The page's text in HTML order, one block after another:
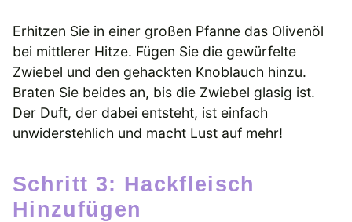
Erhitzen Sie in einer großen Pfanne das Olivenöl
bei mittlerer Hitze. Fügen Sie die gewürfelte
Zwiebel und den gehackten Knoblauch hinzu.
Braten Sie beides an, bis die Zwiebel glasig ist.
Der Duft, der dabei entsteht, ist einfach
unwiderstehlich und macht Lust auf mehr!
Schritt 3: Hackfleisch
Hinzufügen